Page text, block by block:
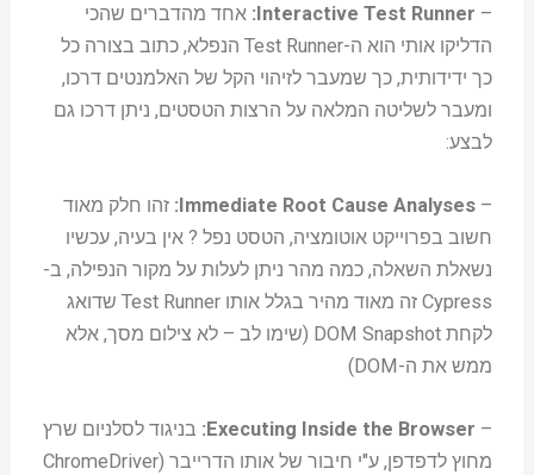
–
Interactive Test Runner: אחד מהדברים שהכי
הדליקו אותי הוא ה-Test Runner הנפלא, כתוב בצורה כל
כך ידידותית, כך שמעבר לזיהוי הקל של האלמנטים דרכו,
ומעבר לשליטה המלאה על הרצות הטסטים, ניתן דרכו גם
לבצע:
–
Immediate Root Cause Analyses: זהו חלק מאוד
חשוב בפרוייקט אוטומציה, הטסט נפל ? אין בעיה, עכשיו
נשאלת השאלה, כמה מהר ניתן לעלות על מקור הנפילה, ב-
Cypress זה מאוד מהיר בגלל אותו Test Runner שדואג
לקחת DOM Snapshot (שימו לב – לא צילום מסך, אלא
ממש את ה-DOM)
–
Executing Inside the Browser:
בניגוד לסלניום שרץ
מחוץ לדפדפן, ע"י חיבור של אותו הדרייבר (ChromeDriver